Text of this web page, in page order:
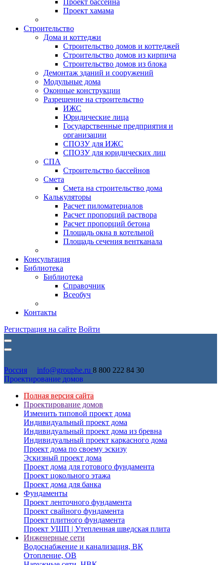
Проект бассейна
Проект хамама
Строительство
Дома и коттеджи
Строительство домов и коттеджей
Строительство домов из кирпича
Строительство домов из блока
Демонтаж зданий и сооружений
Модульные дома
Оконные конструкции
Разрешение на строительство
ИЖС
Юридические лица
Государственные предприятия и
организации
СПОЗУ для ИЖС
СПОЗУ для юридических лиц
СПА
Строительство бассейнов
Смета
Смета на строительство дома
Калькуляторы
Расчет пиломатериалов
Расчет пропорций раствора
Расчет пропорций бетона
Площадь окна в котельной
Площадь сечения вентканала
Консультация
Библиотека
Библиотека
Справочник
Всеобуч
Контакты
Регистрация на сайте Войти
Россия info@grouphe.ru 8 800 222 84 30
Проектирование домов
Полная версия сайта
Проектирование домов
Изменить типовой проект дома
Индивидуальный проект дома
Индивидуальный проект дома из бревна
Индивидуальный проект каркасного дома
Проект дома по своему эскизу
Эскизный проект дома
Проект дома для готового фундамента
Проект цокольного этажа
Проект дома для банка
Фундаменты
Проект ленточного фундамента
Проект свайного фундамента
Проект плитного фундамента
Проект УШП | Утепленная шведская плита
Инженерные сети
Водоснабжение и канализация, ВК
Отопление, ОВ